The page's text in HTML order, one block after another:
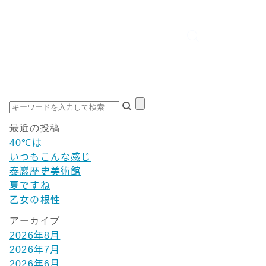
最近の投稿
40℃は
いつもこんな感じ
泰巖歴史美術館
夏ですね
乙女の根性
アーカイブ
2026年8月
2026年7月
2026年6月